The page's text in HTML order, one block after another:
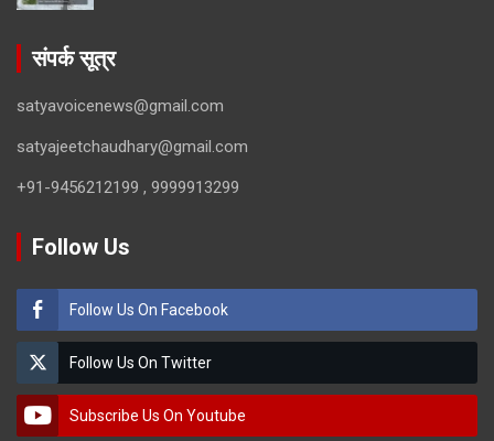
संपर्क सूत्र
satyavoicenews@gmail.com
satyajeetchaudhary@gmail.com
+91-9456212199 , 9999913299
Follow Us
Follow Us On Facebook
Follow Us On Twitter
Subscribe Us On Youtube